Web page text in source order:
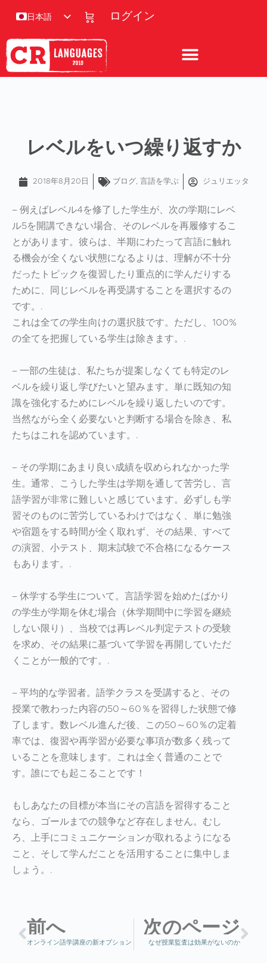
ログイン
日本語
レベルをいつ繰り返すか
2018年8月20日 ブログ, 言語を学ぶ ジュリエッタ
– 例えばレベル4を修了した学生が、次の学期にレベ
ル5を開講できない場合、そのレベルを再履修するこ
とがあります。彼らは、半期にわたって言語に触れ
る機会が全くない状態になるよりは、理解が不十分
だったトピックを復習したり重点的に学んだりする
ために、同じレベルを再受講することを選択するの
です。.
これは全ての学生向けの選択肢です。ただし、100%
の全てを把握している学生は除きます。.
– 一部の生徒は、私たちが提案しなくても特定のレ
ベルを繰り返し学びたいと望みます。単に既知の知
識を強化するためにレベルを繰り返したいのです。
当然ながら全く必要ないと判断する場合を除き、私
たちはこれを認めています。.
– その学期にあまり良い成績を収められなかった学
生。通常、こうした学生は学期を通して苦労し、言
語学習が非常に難しいと感じています。必ずしも学
習そのものに苦労しているわけではなく、単に勉強
や宿題をする時間が全く取れず、その結果、すべて
の演習、小テスト、期末試験で不合格になるケース
もあります。.
– 休学する学生について。言語学習を始めたばかり
の学生が学期を休む場合（休学期間中に学習を継続
しない限り）、当校では再レベル判定テストの受験
を求め、その結果に基づいて学習を再開していただ
くことが一般的です。.
– 平均的な学習者。語学クラスを受講すると、その
授業で教わった内容の50～60％を習得した状態で修
了します。数レベル進んだ後、この50～60％の定着
率では、復習や再学習が必要な事項が数多く残って
いることを意味します。これは全く普通のことで
す。誰にでも起こることです！
もしあなたの目標が本当にその言語を習得すること
なら、ゴールまでの競争など存在しません。むし
ろ、上手にコミュニケーションが取れるようになる
こと、そして学んだことを活用することに集中しま
しょう。.
前へ
オンライン語学講座の新オプション
次のページ
なぜ授業監査は効果がないのか